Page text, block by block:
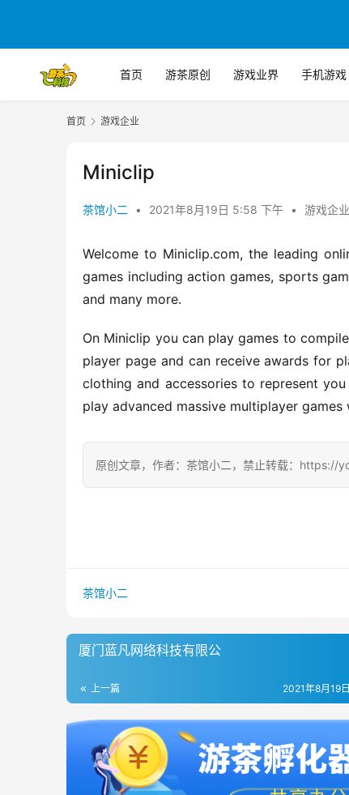
首页 游茶原创 游戏业界 手机游戏
首页 游戏企业
Miniclip
茶馆小二 • 2021年8月19日 5:58 下午 • 游戏企业
Welcome to Miniclip.com, the leading
games including action games, sports
and many more.
On Miniclip you can play games to
player page and can receive awards for
clothing and accessories to represent
play advanced massive multiplayer
原创文章，作者：茶馆小二，禁止转载：
茶馆小二
厦门蓝凡网络科技有限公
上一篇 2021年8月19